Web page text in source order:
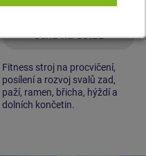
Cena na dotaz
Fitness stroj na procvičení,
posílení a rozvoj svalů zad,
paží, ramen, břicha, hýždí a
dolních končetin.